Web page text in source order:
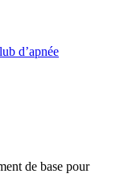
d’apnée
de base pour